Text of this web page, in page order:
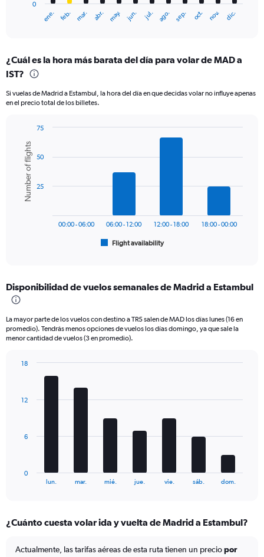
Range:
12
The
chart
axis
displaying
values.
Range:
ene. feb. mar. abr. may. jun. jul. ago. sep. oct. nov. dic.
0
¿Cuál es la hora más barata del día para volar de MAD a
IST?
Si vuelas de Madrid a Estambul, la hora del día en que decidas volar no influye apenas
en el precio total de los billetes.
chart
with
bars.
The
Range:
6
The
chart
Number
Range:
75.
Chart
graphic.
Number of flights
Flight availability
00:00 - 06:00 06:00 - 12:00 12:00 - 18:00 18:00 - 00:00
25
50
75
Disponibilidad de vuelos semanales de Madrid a Estambul
La mayor parte de los vuelos con destino a TR5 salen de MAD los días lunes (16 en
promedio). Tendrás menos opciones de vuelos los días domingo, ya que sale la
menor cantidad de vuelos (3 en promedio).
The
Range:
categories.
lun. mar. mié. jue. vie. sáb. dom.
0
6
12
18
¿Cuánto cuesta volar ida y vuelta de Madrid a Estambul?
Actualmente, las tarifas aéreas de esta ruta tienen un preciopor